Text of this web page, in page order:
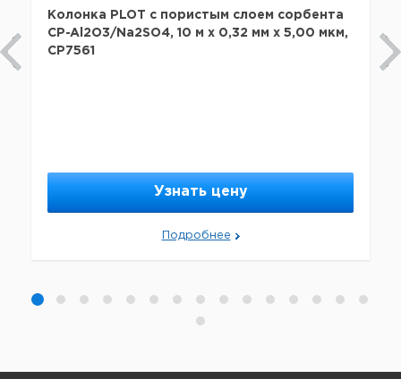
Колонка PLOT с пористым слоем сорбента
CP-Al2O3/Na2SO4, 10 м x 0,32 мм х 5,00 мкм,
CP7561
Узнать цену
Подробнее